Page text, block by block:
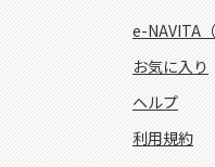
e-NAVITA
お気に入り
ヘルプ
利用規約